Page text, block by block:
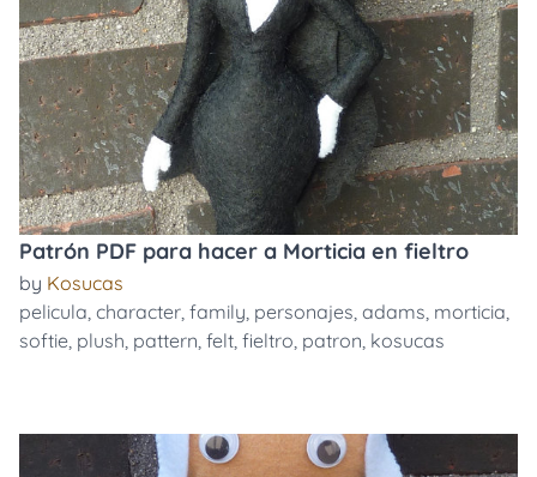
Patrón PDF para hacer a Morticia en fieltro
by Kosucas
pelicula, character, family, personajes, adams, morticia,
softie, plush, pattern, felt, fieltro, patron, kosucas